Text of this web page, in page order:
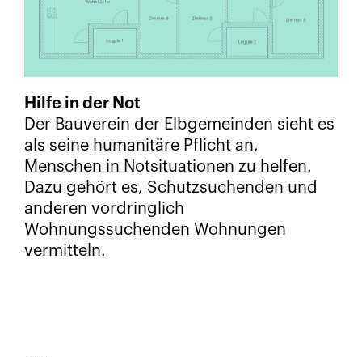
Hilfe in der Not
Der Bauverein der Elbgemeinden sieht es
als seine humanitäre Pflicht an,
Menschen in Notsituationen zu helfen.
Dazu gehört es, Schutzsuchenden und
anderen vordringlich
Wohnungssuchenden Wohnungen
vermitteln.